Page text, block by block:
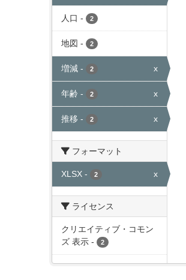
人口 - 2
地図 - 2
増減 - 2 x
年齢 - 2 x
推移 - 2 x
フォーマット
XLSX - 2 x
ライセンス
クリエイティブ・コモン
ズ 表示 - 2